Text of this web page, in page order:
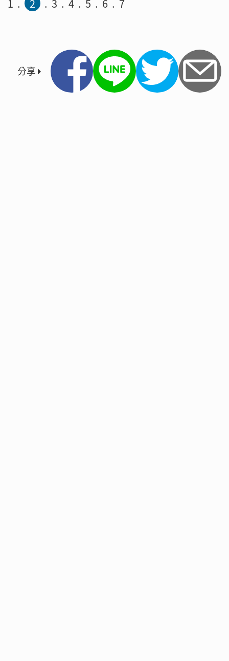
1 2 3 4 5 6 7
分享